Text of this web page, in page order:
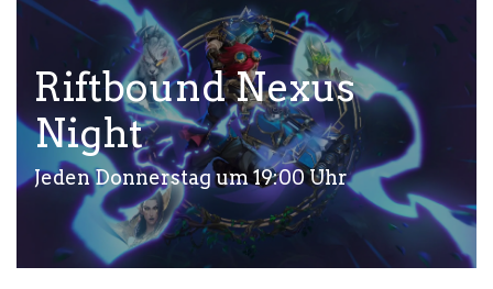
Riftbound Nexus
Night
Jeden Donnerstag um 19:00 Uhr